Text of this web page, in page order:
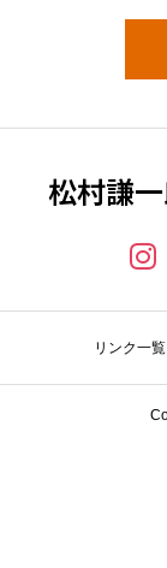
松村謙
リンク一覧